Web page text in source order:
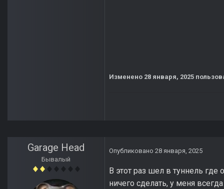
Изменено 28 января, 2025
Garage Head
Бывалый
Опубликовано 28 января, 2025
В этот раз шел в туннель
ничего сделать, у меня